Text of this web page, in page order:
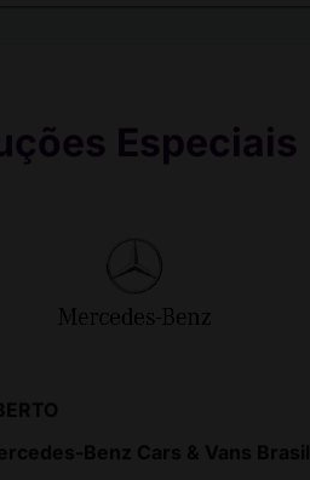
Especiais
Benz Cars & Vans Brasil